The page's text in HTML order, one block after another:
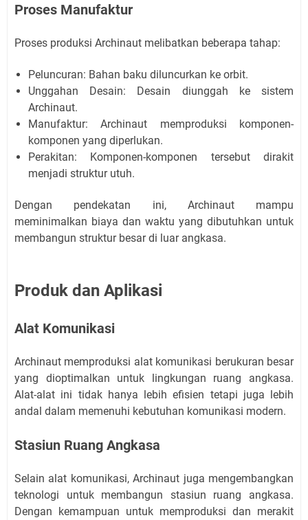
Proses Manufaktur
Proses produksi Archinaut melibatkan beberapa tahap:
Peluncuran: Bahan baku diluncurkan ke orbit.
Unggahan Desain: Desain diunggah ke sistem
Archinaut.
Manufaktur: Archinaut memproduksi komponen-
komponen yang diperlukan.
Perakitan: Komponen-komponen tersebut dirakit
menjadi struktur utuh.
Dengan pendekatan ini, Archinaut mampu
meminimalkan biaya dan waktu yang dibutuhkan untuk
membangun struktur besar di luar angkasa.
Produk dan Aplikasi
Alat Komunikasi
Archinaut memproduksi alat komunikasi berukuran besar
yang dioptimalkan untuk lingkungan ruang angkasa.
Alat-alat ini tidak hanya lebih efisien tetapi juga lebih
andal dalam memenuhi kebutuhan komunikasi modern.
Stasiun Ruang Angkasa
Selain alat komunikasi, Archinaut juga mengembangkan
teknologi untuk membangun stasiun ruang angkasa.
Dengan kemampuan untuk memproduksi dan merakit